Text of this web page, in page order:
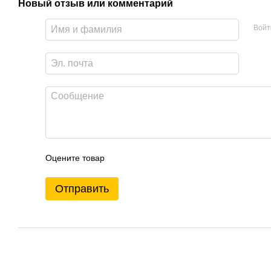
Новый отзыв или комментарий
Оцените товар
Отправить